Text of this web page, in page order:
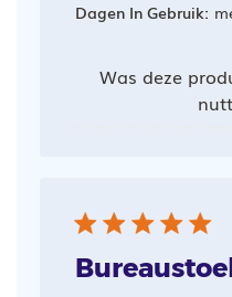
Dagen In Gebruik:
Was deze